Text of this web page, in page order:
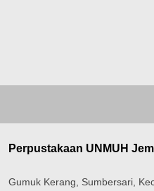
Perpustakaan UNMUH
Gumuk Kerang, Sumbersari,